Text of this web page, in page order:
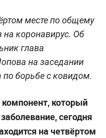
месте по общему
на коронавирус. Об
глава
на заседании
по борьбе с ковидом.
который
сегодня
на четвёртом